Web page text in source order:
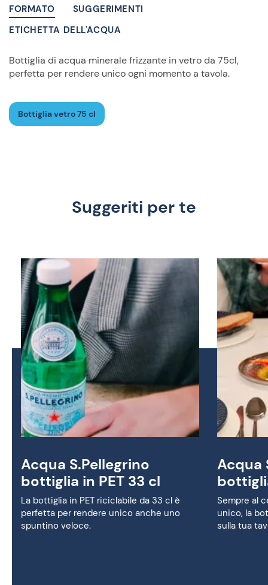
FORMATO
SUGGERIMENTI
ETICHETTA DELL'ACQUA
Bottiglia di acqua minerale frizzante in vetro da 75cl,
perfetta per rendere unico ogni momento a tavola.
Bottiglia vetro 75 cl
Suggeriti per te
Acqua S.Pellegrino
bottiglia in PET 33 cl
La bottiglia in PET riciclabile da 33 cl è
perfetta per rendere unico anche uno
spuntino veloce.
Acqua
Sempre al
unico, la
sulla tua